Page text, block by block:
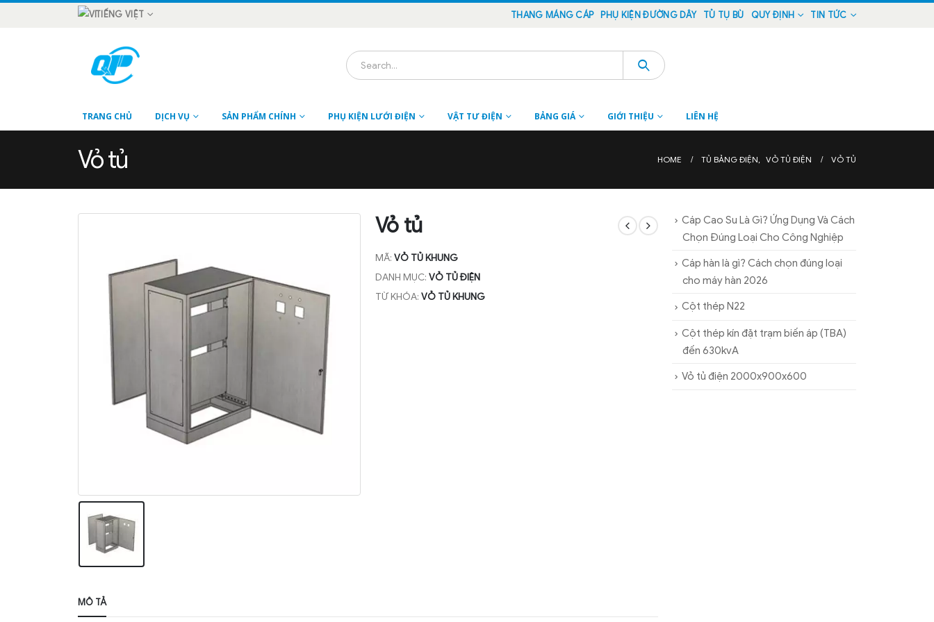
TIẾNG VIỆT THANG MÁNG CÁP PHỤ KIỆN ĐƯỜNG DÂY TỦ TỤ BÙ QUY ĐỊNH TIN TỨC
TRANG CHỦ DỊCH VỤ SẢN PHẨM CHÍNH PHỤ KIỆN LƯỚI ĐIỆN VẬT TƯ ĐIỆN BẢNG GIÁ GIỚI THIỆU LIÊN HỆ
Vỏ tủ HOME TỦ BẢNG ĐIỆN, VỎ TỦ ĐIỆN VỎ TỦ
Vỏ tủ
MÃ: VỎ TỦ KHUNG
DANH MỤC: VỎ TỦ ĐIỆN
TỪ KHÓA: VỎ TỦ KHUNG
MÔ TẢ
Cáp Cao Su Là Gì? Ứng Dụng Và Cách
Chọn Đúng Loại Cho Công Nghiệp
Cáp hàn là gì? Cách chọn đúng loại
cho máy hàn 2026
Cột thép N22
Cột thép kín đặt trạm biến áp (TBA)
đến 630kvA
Vỏ tủ điện 2000x900x600